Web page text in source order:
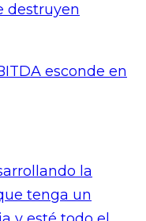
esconde en